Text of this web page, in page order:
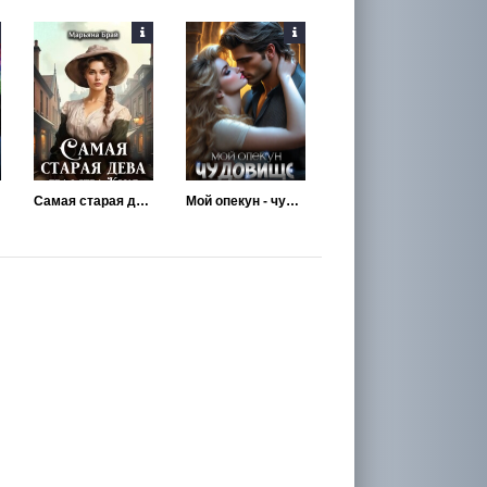
Самая старая дева графства Коул Мой опекун - чудовище